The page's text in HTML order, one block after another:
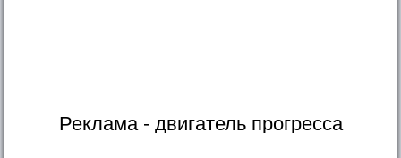
Реклама - двигатель прогресса